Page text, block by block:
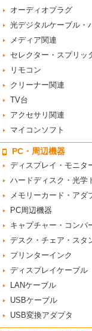
オーディオプラグ
光デジタルケーブル・
メディア関連
セレクター・スプリッ
リモコン
クリーナー関連
TV台
アクセサリ関連
マイコンソフト
PC・周辺機器
ディスプレイ・モニタ
ハードディスク・光学
メモリーカード・アダ
PC周辺機器
キャプチャー・コンバ
デスク・チェア・スタ
プリンターインク
ディスプレイケーブル
LANケーブル
USBケーブル
USB変換アダプタ